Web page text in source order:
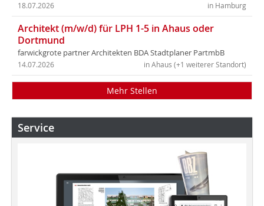
in Hamburg
18.07.2026
Architekt (m/w/d) für LPH 1-5 in Ahaus oder
Dortmund
farwickgrote partner Architekten BDA Stadtplaner PartmbB
in Ahaus (+1 weiterer Standort)
14.07.2026
Mehr Stellen
Service